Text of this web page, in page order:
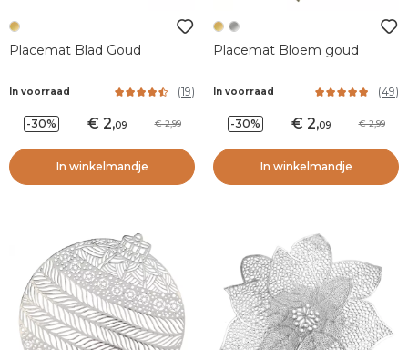
Placemat Blad Goud
In voorraad (19)
-30% 2,09 2,99
In winkelmandje
Placemat Bloem goud
In voorraad (49)
-30% 2,09 2,99
In winkelmandje